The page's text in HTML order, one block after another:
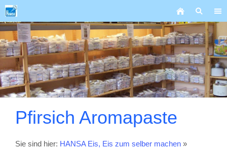
Pfirsich Aromapaste
Sie sind hier: HANSA Eis, Eis zum selber machen »